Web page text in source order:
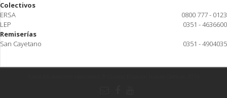
Colectivos
ERSA
0800 777 - 0123
LEP
0351 - 4636600
Remiserías
San Cayetano
0351 - 4904035